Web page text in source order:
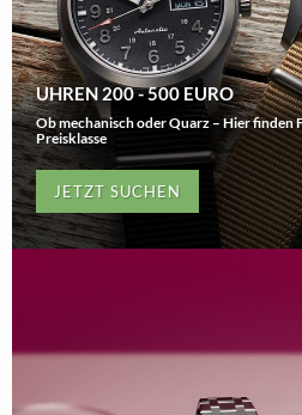
UHREN 200 - 500 EURO
Ob mechanisch oder Quarz – Hier finden
Preisklasse
JETZT SUCHEN